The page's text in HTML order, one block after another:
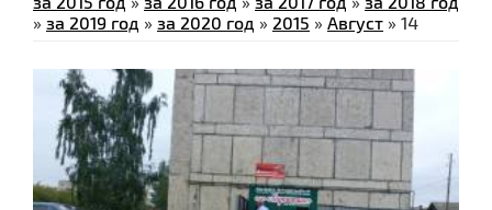
» за 2019 год » за 2020 год » 2015 » Август » 14